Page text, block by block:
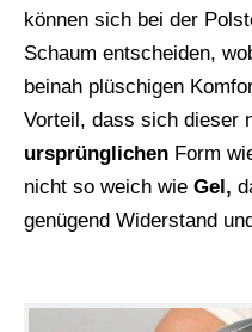
können sich bei der
Schaum entscheiden,
beinah plüschigen
Vorteil, dass sich dieser
ursprünglichen Form
nicht so weich wie Gel,
genügend Widerstand